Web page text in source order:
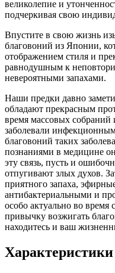
великолепие и
подчеркивая свою
Впустите в свою жизнь
благовоний из Японии,
отображением стиля и
равнодушным к
невероятными запахами.
Наши предки давно
обладают прекрасным
время массовых
заболевали
благовоний таких
познаниями в медицине
эту связь, пусть и
отпугивают злых духов.
приятного запаха,
антибактериальными и
особо актуально во время
привычку возжигать
находитесь и ваш
Характеристики